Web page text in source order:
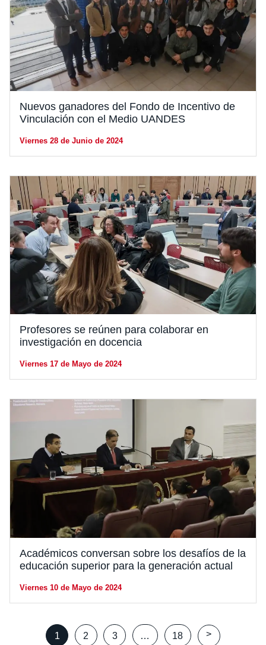
Nuevos ganadores del Fondo de Incentivo de
Vinculación con el Medio UANDES
Viernes 28 de Junio de 2024
Profesores se reúnen para colaborar en
investigación en docencia
Viernes 17 de Mayo de 2024
Académicos conversan sobre los desafíos de la
educación superior para la generación actual
Viernes 10 de Mayo de 2024
Posts
1 2 3 … 18 >